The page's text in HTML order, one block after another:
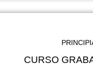
CURSO